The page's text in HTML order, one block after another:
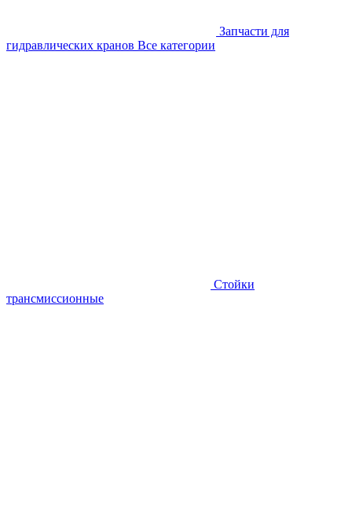
Запчасти для
гидравлических кранов Все категории
Стойки
трансмиссионные